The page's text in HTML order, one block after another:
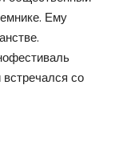
Ему
со